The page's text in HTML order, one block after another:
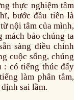
thực nghiệm tâm
bước đầu tiên là
nội tâm của mình,
bảo chúng ta
sàng điều chỉnh
cuộc sống, chúng
: có tiếng thúc đẩy
làm phân tâm,
sai lầm.